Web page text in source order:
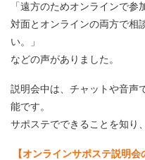
「遠方のためオンラインで参
対面とオンラインの両方で相
い。」
などの声がありました。
説明会中は、チャットや音声
能です。
サポステでできることを知り
【オンラインサポステ説明会